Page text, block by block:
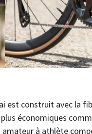
est construit avec la
économiques
amateur à athlète